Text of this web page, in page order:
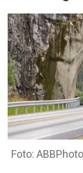
Foto: ABBPhoto